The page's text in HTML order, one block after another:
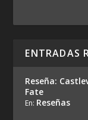
ENTRADAS
Reseña:
Fate
En: Reseñas